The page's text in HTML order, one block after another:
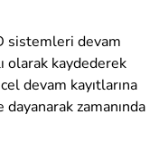
sistemleri devam
olarak kaydederek
devam kayıtlarına
zamanında